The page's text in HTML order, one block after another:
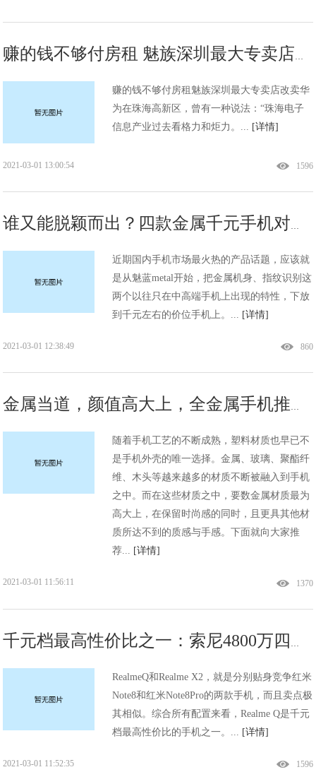
赚的钱不够付房租魅族深圳最大专卖店改卖华
为在珠海高新区，曾有一种说法：“珠海电子
信息产业过去看格力和炬力。...
[详情]
1596
2021-03-01 13:00:54
谁又能脱颖而出？四款金属千元手机对比!
近期国内手机市场最火热的产品话题，应该就
是从魅蓝metal开始，把金属机身、指纹识别这
两个以往只在中高端手机上出现的特性，下放
到千元左右的价位手机上。... [详情]
860
2021-03-01 12:38:49
金属当道，颜值高大上，全金属手机推荐!
随着手机工艺的不断成熟，塑料材质也早已不
是手机外壳的唯一选择。金属、玻璃、聚酯纤
维、木头等越来越多的材质不断被融入到手机
之中。而在这些材质之中，要数金属材质最为
高大上，在保留时尚感的同时，且更具其他材
质所达不到的质感与手感。下面就向大家推
荐... [详情]
1370
2021-03-01 11:56:11
RealmeQ和Realme X2，就是分别贴身竞争红米
Note8和红米Note8Pro的两款手机，而且卖点极
其相似。综合所有配置来看，Realme Q是千元
档最高性价比的手机之一。... [详情]
1596
2021-03-01 11:52:35